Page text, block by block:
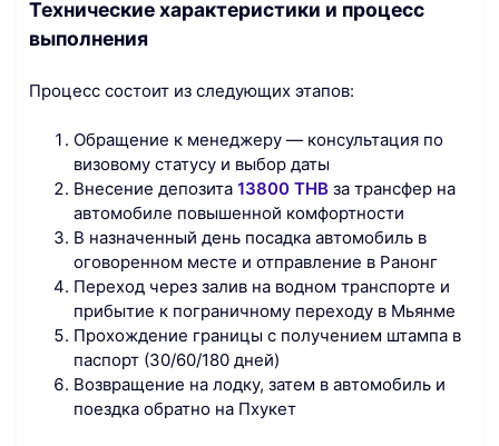
Технические характеристики и процесс
выполнения
Процесс состоит из следующих этапов:
Обращение к менеджеру — консультация по
визовому статусу и выбор даты
Внесение депозита 13800 THB за трансфер на
автомобиле повышенной комфортности
В назначенный день посадка автомобиль в
оговоренном месте и отправление в Ранонг
Переход через залив на водном транспорте и
прибытие к пограничному переходу в Мьянме
Прохождение границы с получением штампа в
паспорт (30/60/180 дней)
Возвращение на лодку, затем в автомобиль и
поездка обратно на Пхукет